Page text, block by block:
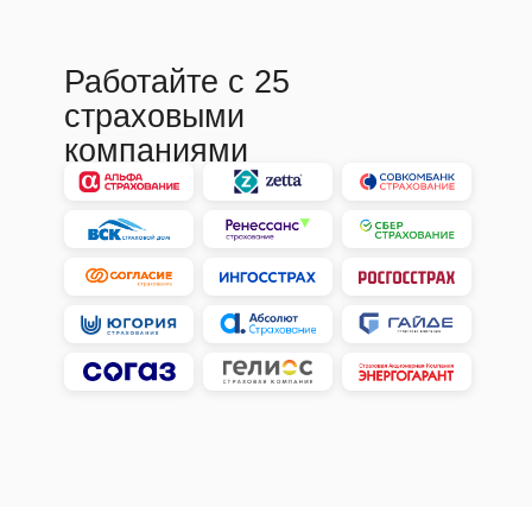
Работайте с 25
страховыми
компаниями